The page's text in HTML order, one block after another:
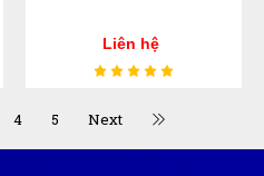
Liên hệ
4 5 Next